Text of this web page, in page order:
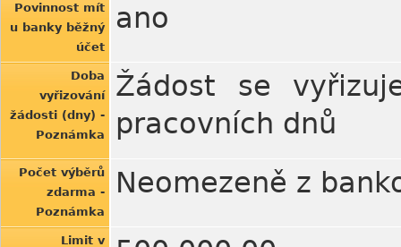
Povinnost mít
u banky běžný
účet
ano
Doba
vyřizování
žádosti (dny) -
Poznámka
Žádost se
pracovních dnů
Počet výběrů
zdarma -
Poznámka
Neomezeně z
Limit v